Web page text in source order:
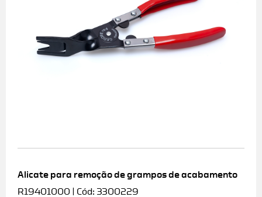
Alicate para remoção de grampos de acabamento
R19401000 | Cód: 3300229